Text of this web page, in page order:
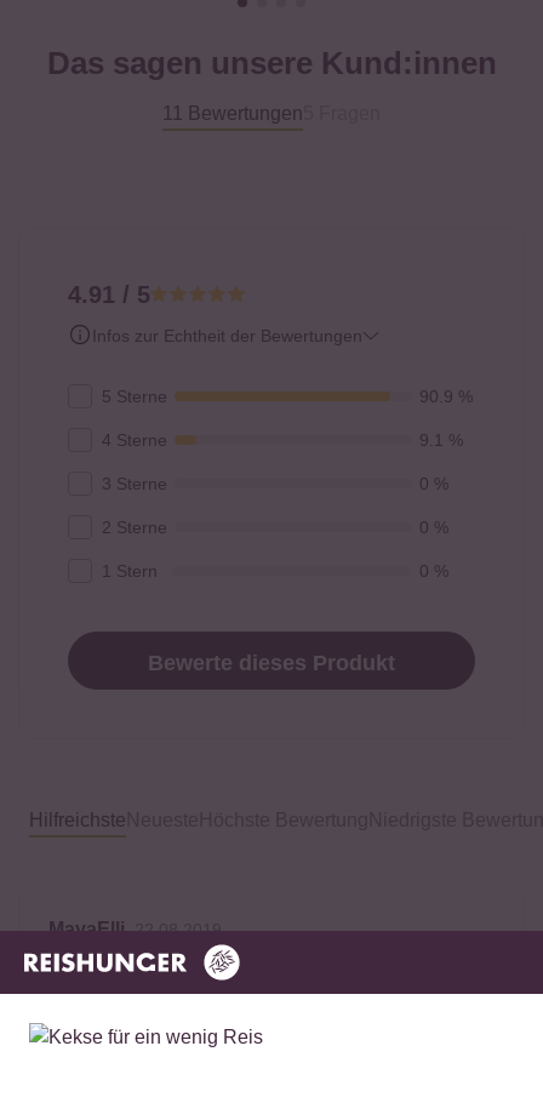
Das sagen unsere Kund:innen
11 Bewertungen
4.91 / 5
Infos zur Echtheit der Bewertungen
5 Sterne 90.9 %
4 Sterne 9.1 %
3 Sterne 0 %
2 Sterne 0 %
1 Stern 0 %
Bewerte dieses Produkt
Hilfreichste
MayaElli 22.08.2019
Wenige Krümmel und keinen bitteren Geschmack.